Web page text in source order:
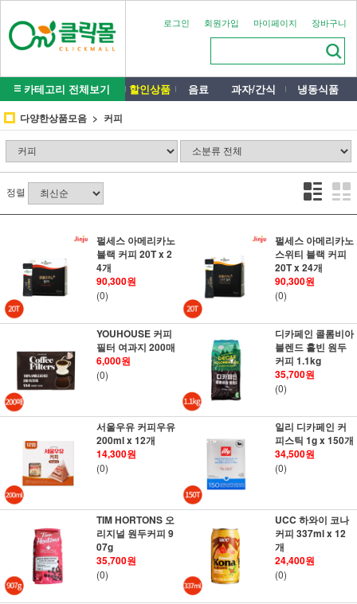
로그인 회원가입 마이페이지 장바구니
카테고리 전체보기 할인상품 음료 과자/간식 냉동식품
다양한상품모음 커피
정렬
펄세스 아메리카노
블랙 커피 20T x 2
4개
90,300원
(0)
펄세스 아메리카노
스위티 블랙 커피
20T x 24개
90,300원
(0)
YOUHOUSE 커피
필터 여과지 200매
6,000원
(0)
디카페인 콜롬비아
블렌드 홀빈 원두
커피 1.1kg
35,700원
(0)
서울우유 커피우유
200ml x 12개
14,300원
(0)
일리 디카페인 커
피스틱 1g x 150개
34,500원
(0)
TIM HORTONS 오
리지널 원두커피 9
07g
35,700원
(0)
UCC 하와이 코나
커피 337ml x 12
개
24,400원
(0)